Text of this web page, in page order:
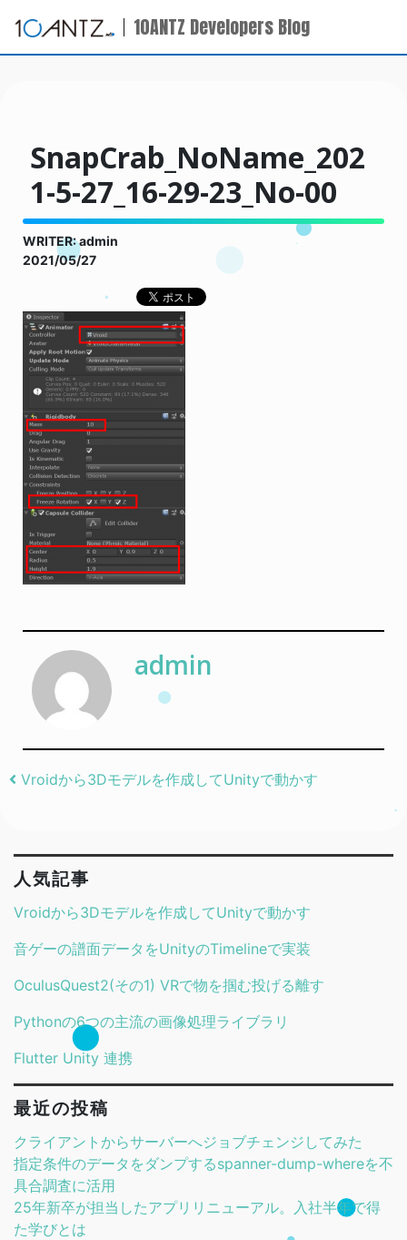
10ANTZ Developers Blog
SnapCrab_NoName_202
1-5-27_16-29-23_No-00
WRITER: admin
2021/05/27
admin
Post navigation
Vroidから3Dモデルを作成してUnityで動かす
人気記事
Vroidから3Dモデルを作成してUnityで動かす
音ゲーの譜面データをUnityのTimelineで実装
OculusQuest2(その1) VRで物を掴む投げる離す
Pythonの6つの主流の画像処理ライブラリ
Flutter Unity 連携
最近の投稿
クライアントからサーバーへジョブチェンジしてみた
指定条件のデータをダンプするspanner-dump-whereを不
具合調査に活用
25年新卒が担当したアプリリニューアル。入社半年で得
た学びとは